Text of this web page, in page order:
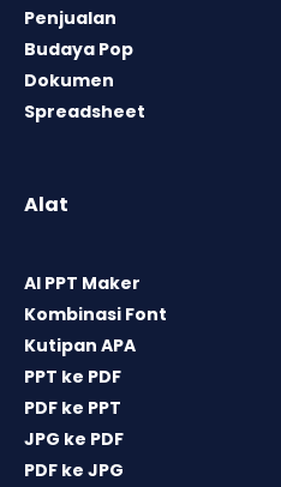
Penjualan
Budaya Pop
Dokumen
Spreadsheet
Alat
AI PPT Maker
Kombinasi Font
Kutipan APA
PPT ke PDF
PDF ke PPT
JPG ke PDF
PDF ke JPG